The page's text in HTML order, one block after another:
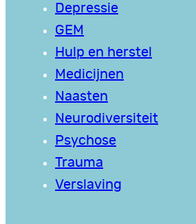
Depressie
GEM
Hulp en herstel
Medicijnen
Naasten
Neurodiversiteit
Psychose
Trauma
Verslaving